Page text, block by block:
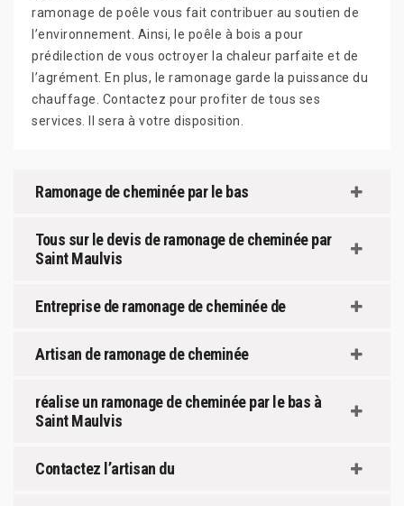
ramonage de poêle vous fait contribuer au soutien de
l’environnement. Ainsi, le poêle à bois a pour
prédilection de vous octroyer la chaleur parfaite et de
l’agrément. En plus, le ramonage garde la puissance du
chauffage. Contactez pour profiter de tous ses
services. Il sera à votre disposition.
Ramonage de cheminée par le bas
Tous sur le devis de ramonage de cheminée par
Saint Maulvis
Entreprise de ramonage de cheminée de
Artisan de ramonage de cheminée
réalise un ramonage de cheminée par le bas à
Saint Maulvis
Contactez l’artisan du